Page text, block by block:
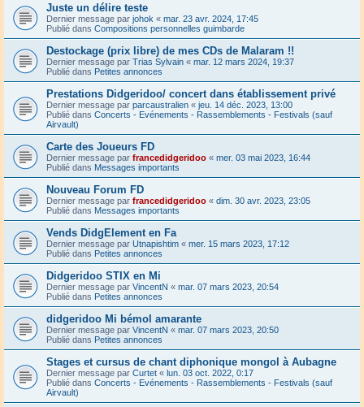
Juste un délire teste
Dernier message par johok « mar. 23 avr. 2024, 17:45
Publié dans Compositions personnelles guimbarde
Destockage (prix libre) de mes CDs de Malaram !!
Dernier message par Trias Sylvain « mar. 12 mars 2024, 19:37
Publié dans Petites annonces
Prestations Didgeridoo/ concert dans établissement privé
Dernier message par parcaustralien « jeu. 14 déc. 2023, 13:00
Publié dans Concerts - Evénements - Rassemblements - Festivals (sauf
Airvault)
Carte des Joueurs FD
Dernier message par francedidgeridoo « mer. 03 mai 2023, 16:44
Publié dans Messages importants
Nouveau Forum FD
Dernier message par francedidgeridoo « dim. 30 avr. 2023, 23:05
Publié dans Messages importants
Vends DidgElement en Fa
Dernier message par Utnapishtim « mer. 15 mars 2023, 17:12
Publié dans Petites annonces
Didgeridoo STIX en Mi
Dernier message par VincentN « mar. 07 mars 2023, 20:54
Publié dans Petites annonces
didgeridoo Mi bémol amarante
Dernier message par VincentN « mar. 07 mars 2023, 20:50
Publié dans Petites annonces
Stages et cursus de chant diphonique mongol à Aubagne
Dernier message par Curtet « lun. 03 oct. 2022, 0:17
Publié dans Concerts - Evénements - Rassemblements - Festivals (sauf
Airvault)